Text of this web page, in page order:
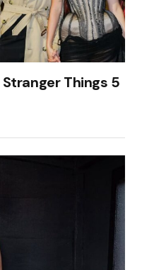
Stranger Things 5